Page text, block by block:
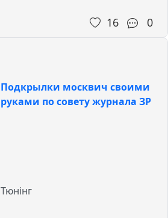
16 0
Подкрылки москвич своими
руками по совету журнала ЗР
Тюнінг